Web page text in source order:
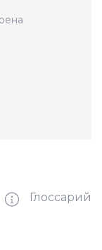
Глоссарий